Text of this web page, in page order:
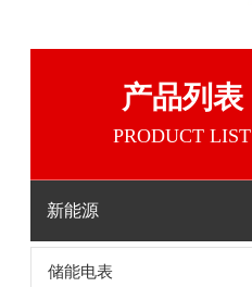
产品列表
PRODUCT LIST
新能源
储能电表